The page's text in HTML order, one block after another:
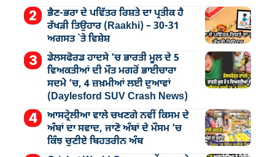
ਭੈਣ-ਭਰਾ ਦੇ ਪਵਿੱਤਰ ਰਿਸ਼ਤੇ ਦਾ ਪ੍ਰਤੀਕ ਹੈ
ਰੱਖੜੀ ਤਿਉਹਾਰ (Raakhi) – 30-31
ਅਗਸਤ `ਤੇ ਵਿਸ਼ੇਸ਼
ਡੇਲਸਫੋਰਡ ਹਾਦਸੇ ’ਚ ਭਾਰਤੀ ਮੂਲ ਦੇ 5
ਵਿਅਕਤੀਆਂ ਦੀ ਮੌਤ ਮਗਰੋਂ ਭਾਈਚਾਰਾ
ਸਦਮੇ ’ਚ, 4 ਜ਼ਖ਼ਮੀਆਂ ਲਈ ਦੁਆਵਾਂ
(Daylesford SUV Crash News)
ਆਸਟ੍ਰੇਲੀਆ ਵਾਲੇ ਚਖਣਗੇ ਨਵੀਂ ਕਿਸਮ ਦੇ
ਅੰਬਾਂ ਦਾ ਸਵਾਦ, ਜਾਣੋ ਅੰਬਾਂ ਦੇ ਮੌਸਮ ’ਚ
ਕਿੰਝ ਚੁਣੀਏ ਬਿਹਤਰੀਨ ਅੰਬ